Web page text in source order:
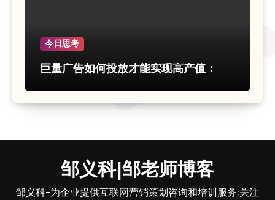
今日思考
巨量广告如何投放才能实现高产值：
邹义科|邹老师博客
邹义科-为企业提供互联网营销策划咨询和培训服务;关注